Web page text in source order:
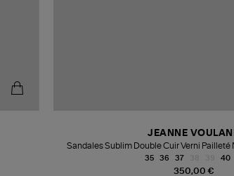
350,00 €
JEANNE
Sandales Sublim Double Cuir Verni
Jeanne Vouland x Véronika
35 36 37 40